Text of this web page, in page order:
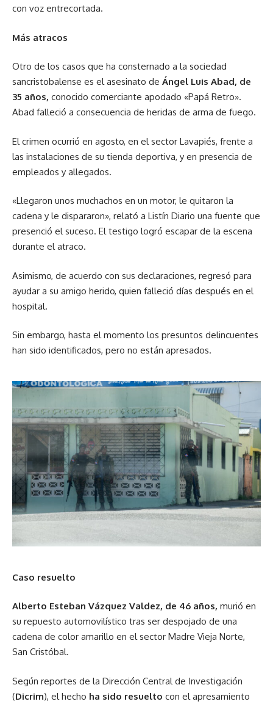
con voz entrecortada.
Más atracos
Otro de los casos que ha consternado a la sociedad
sancristobalense es el asesinato de Ángel Luis Abad, de
35 años, conocido comerciante apodado «Papá Retro».
Abad falleció a consecuencia de heridas de arma de fuego.
El crimen ocurrió en agosto, en el sector Lavapiés, frente a
las instalaciones de su tienda deportiva, y en presencia de
empleados y allegados.
«Llegaron unos muchachos en un motor, le quitaron la
cadena y le dispararon», relató a Listín Diario una fuente que
presenció el suceso. El testigo logró escapar de la escena
durante el atraco.
Asimismo, de acuerdo con sus declaraciones, regresó para
ayudar a su amigo herido, quien falleció días después en el
hospital.
Sin embargo, hasta el momento los presuntos delincuentes
han sido identificados, pero no están apresados.
Caso resuelto
Alberto Esteban Vázquez Valdez, de 46 años, murió en
su repuesto automovilístico tras ser despojado de una
cadena de color amarillo en el sector Madre Vieja Norte,
San Cristóbal.
Según reportes de la Dirección Central de Investigación
(Dicrim), el hecho ha sido resuelto con el apresamiento